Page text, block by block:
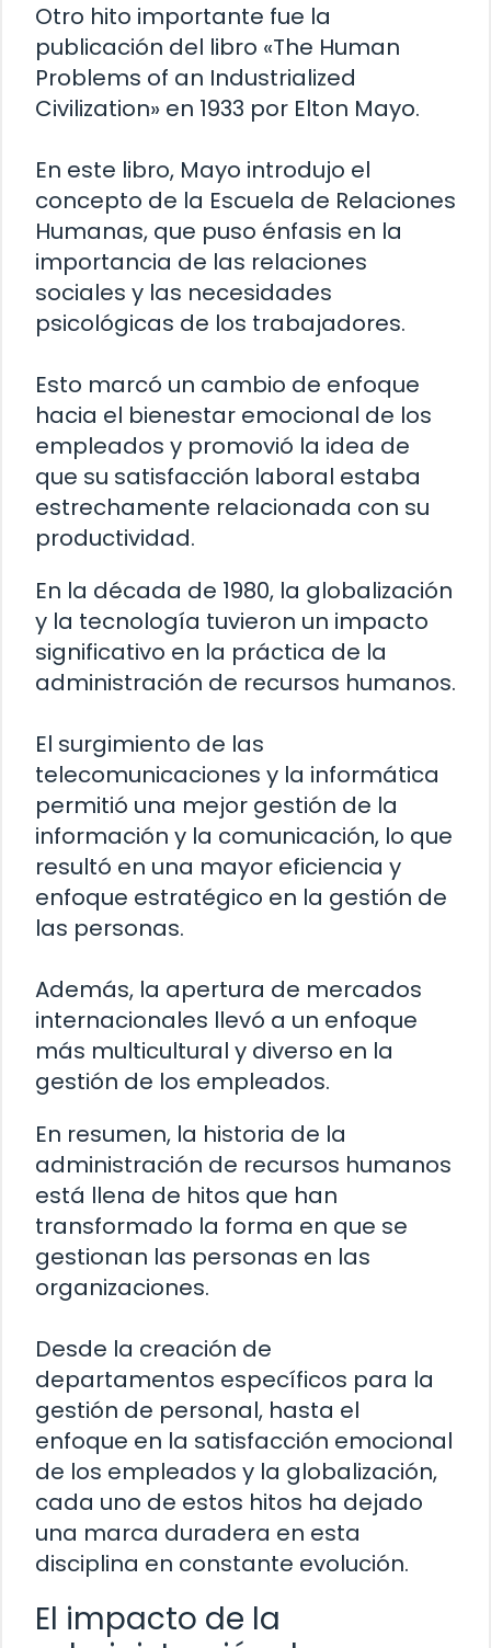
Otro hito importante fue la
publicación del libro «The Human
Problems of an Industrialized
Civilization» en 1933 por Elton Mayo.
En este libro, Mayo introdujo el
concepto de la Escuela de Relaciones
Humanas, que puso énfasis en la
importancia de las relaciones
sociales y las necesidades
psicológicas de los trabajadores.
Esto marcó un cambio de enfoque
hacia el bienestar emocional de los
empleados y promovió la idea de
que su satisfacción laboral estaba
estrechamente relacionada con su
productividad.
En la década de 1980, la globalización
y la tecnología tuvieron un impacto
significativo en la práctica de la
administración de recursos humanos.
El surgimiento de las
telecomunicaciones y la informática
permitió una mejor gestión de la
información y la comunicación, lo que
resultó en una mayor eficiencia y
enfoque estratégico en la gestión de
las personas.
Además, la apertura de mercados
internacionales llevó a un enfoque
más multicultural y diverso en la
gestión de los empleados.
En resumen, la historia de la
administración de recursos humanos
está llena de hitos que han
transformado la forma en que se
gestionan las personas en las
organizaciones.
Desde la creación de
departamentos específicos para la
gestión de personal, hasta el
enfoque en la satisfacción emocional
de los empleados y la globalización,
cada uno de estos hitos ha dejado
una marca duradera en esta
disciplina en constante evolución.
El impacto de la